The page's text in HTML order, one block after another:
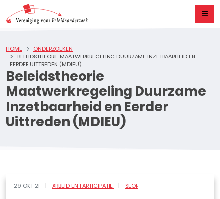
Beleidstheorie
Maatwerkregeling Duurzame
Inzetbaarheid en Eerder
Uittreden (MDIEU)
HOME
ONDERZOEKEN
BELEIDSTHEORIE MAATWERKREGELING DUURZAME INZETBAARHEID EN
EERDER UITTREDEN (MDIEU)
29 OKT 21 ARBEID EN PARTICIPATIE SEOR